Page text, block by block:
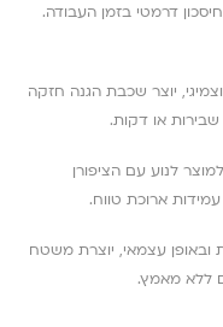
דרמטי בזמן העבודה.
יוצר שכבת הגנה חזקה
או דקות.
לנוע עם הציפורן
ארוכת טווח.
ובאופן עצמאי, יוצרת משטח
ללא מאמץ.